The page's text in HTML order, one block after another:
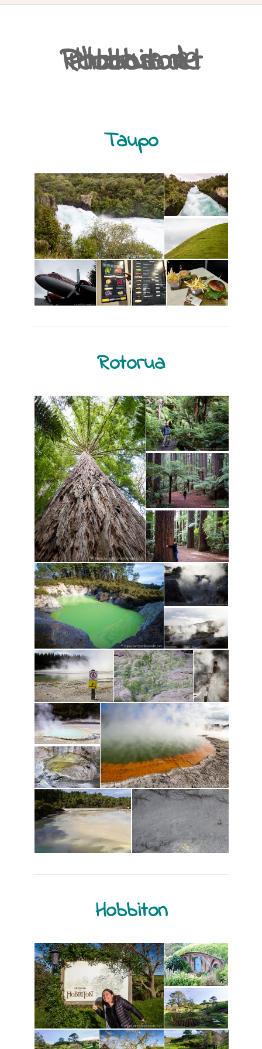
PRÉSENTATION
CARNET DE ROUTE
NOS BONNES ADRESSES
Photos de Rotorua et Hobbiton
Taupo
Rotorua
Hobbiton